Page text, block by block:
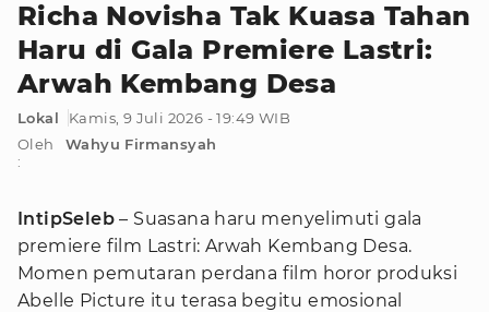
Richa Novisha Tak Kuasa Tahan
Haru di Gala Premiere Lastri:
Arwah Kembang Desa
Lokal
Kamis, 9 Juli 2026 - 19:49 WIB
Oleh
:
Wahyu Firmansyah
IntipSeleb – Suasana haru menyelimuti gala
premiere film Lastri: Arwah Kembang Desa.
Momen pemutaran perdana film horor produksi
Abelle Picture itu terasa begitu emosional